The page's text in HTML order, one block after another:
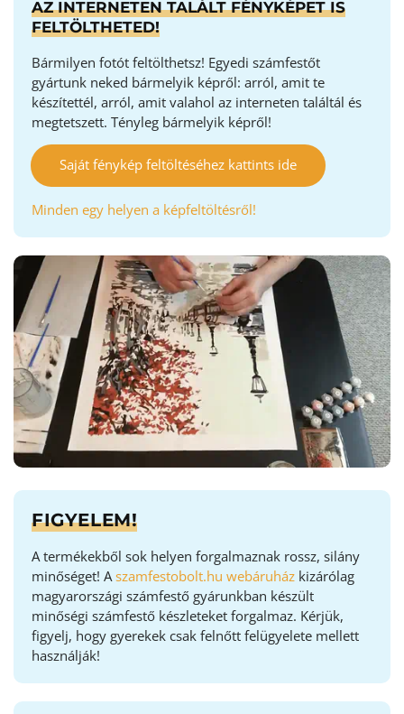
AZ INTERNETEN TALÁLT FÉNYKÉPET IS
FELTÖLTHETED!
Bármilyen fotót feltölthetsz! Egyedi számfestőt
gyártunk neked bármelyik képről: arról, amit te
készítettél, arról, amit valahol az interneten találtál és
megtetszett. Tényleg bármelyik képről!
Saját fénykép feltöltéséhez kattints ide
Minden egy helyen a képfeltöltésről!
FIGYELEM!
A termékekből sok helyen forgalmaznak rossz, silány
minőséget! Aszamfestobolt.hu webáruház kizárólag
magyarországi számfestő gyárunkban készült
minőségi számfestő készleteket forgalmaz. Kérjük,
figyelj, hogy gyerekek csak felnőtt felügyelete mellett
használják!